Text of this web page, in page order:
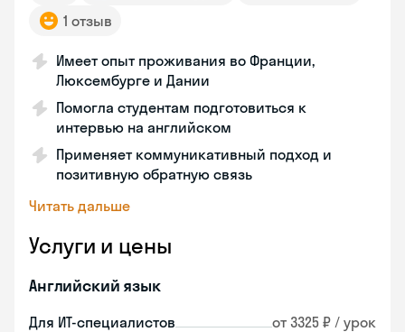
1 отзыв
Имеет опыт проживания во Франции,
Люксембурге и Дании
Помогла студентам подготовиться к
интервью на английском
Применяет коммуникативный подход и
позитивную обратную связь
Читать дальше
Услуги и цены
Английский язык
Для ИТ-специалистов от 3325 ₽ / урок